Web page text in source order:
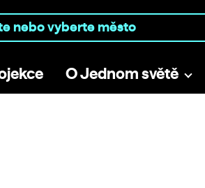
O Jednom světě